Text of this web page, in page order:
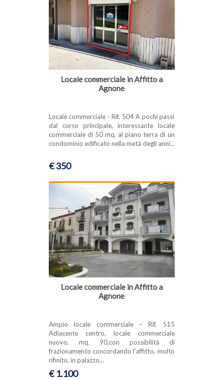
Locale commerciale in Affitto a
Agnone
Locale commerciale - Rif. 504 A pochi passi
dal corso principale, interessante locale
commerciale di 50 mq. al piano terra di un
condominio edificato nella metà degli anni...
€ 350
Locale commerciale in Affitto a
Agnone
Ampio locale commerciale – Rif. 515
Adiacente centro, locale commerciale
nuovo, mq. 90,con possibilità di
frazionamento concordando l'affitto, molto
rifinito, in palazzo...
€ 1.100